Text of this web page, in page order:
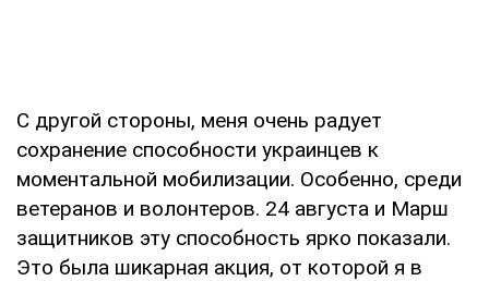
С другой стороны, меня очень радует
сохранение способности украинцев к
моментальной мобилизации. Особенно, среди
ветеранов и волонтеров. 24 августа и Марш
защитников эту способность ярко показали.
Это была шикарная акция, от которой я в